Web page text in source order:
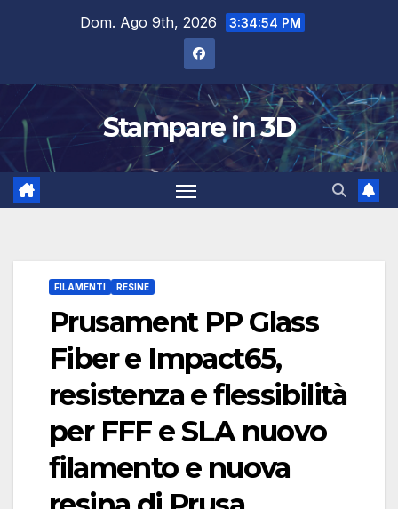
Dom. Ago 9th, 2026 3:34:55 PM
Stampare in 3D
FILAMENTI RESINE
Prusament PP Glass
Fiber e Impact65,
resistenza e flessibilità
per FFF e SLA nuovo
filamento e nuova